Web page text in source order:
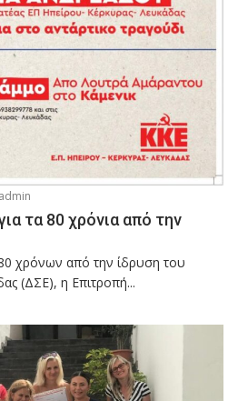
τα 80 χρόνια από την
χρόνων από την ίδρυση του
(ΔΣΕ), η Επιτροπή...